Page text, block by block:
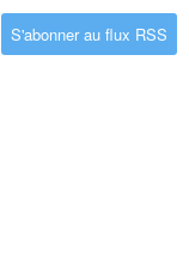
S'abonner au flux RSS